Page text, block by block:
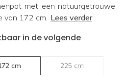
met een natuurgetrouwe
van 172 cm. Lees verder
in de volgende
cm 225 cm